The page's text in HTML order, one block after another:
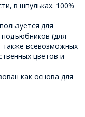
в шпульках. 100%
для
(для
также всевозможных
цветов и
как основа для